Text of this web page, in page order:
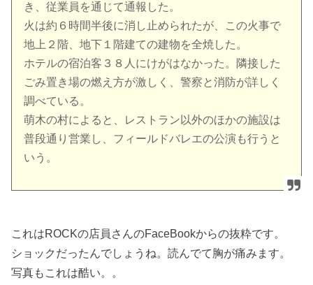
き、従業員を通じて通報した。
火は約６時間半後に消し止められたが、この火事で
地上２階、地下１階建ての建物を全焼した。
ホテルの宿泊客３８人にけがはなかった。隣接した
ごみ置き場の燃え方が激しく、警察と消防が詳しく
調べている。
萌木の村によると、レストラン以外のほかの施設は
普段通り営業し、フィールドバレエの公演も行うと
いう。
これはROCKの店員さんのFaceBookからの抜粋です。
ショックだったんでしょうね。読んでて胸が痛みます。
写真もこれは酷い。。